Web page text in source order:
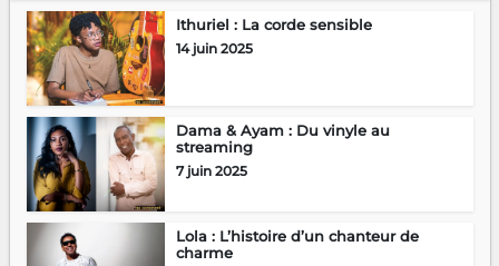
Ithuriel : La corde sensible
14 juin 2025
Dama & Ayam : Du vinyle au
streaming
7 juin 2025
Lola : L’histoire d’un chanteur de
charme